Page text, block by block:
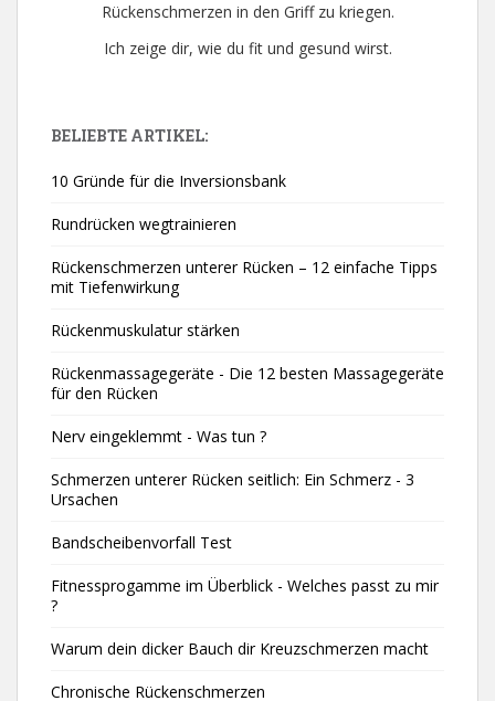
Rückenschmerzen in den Griff zu kriegen.
Ich zeige dir, wie du fit und gesund wirst.
BELIEBTE ARTIKEL:
10 Gründe für die Inversionsbank
Rundrücken wegtrainieren
Rückenschmerzen unterer Rücken – 12 einfache Tipps
mit Tiefenwirkung
Rückenmuskulatur stärken
Rückenmassagegeräte - Die 12 besten Massagegeräte
für den Rücken
Nerv eingeklemmt - Was tun ?
Schmerzen unterer Rücken seitlich: Ein Schmerz - 3
Ursachen
Bandscheibenvorfall Test
Fitnessprogamme im Überblick - Welches passt zu mir
?
Warum dein dicker Bauch dir Kreuzschmerzen macht
Chronische Rückenschmerzen